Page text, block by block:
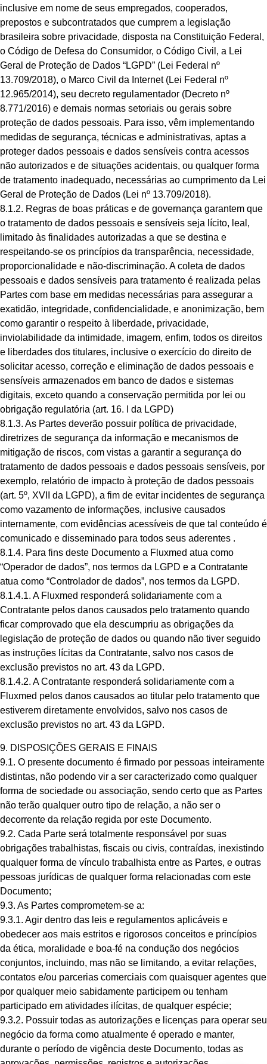
inclusive em nome de seus empregados, cooperados,
prepostos e subcontratados que cumprem a legislação
brasileira sobre privacidade, disposta na Constituição Federal,
o Código de Defesa do Consumidor, o Código Civil, a Lei
Geral de Proteção de Dados “LGPD” (Lei Federal nº
13.709/2018), o Marco Civil da Internet (Lei Federal nº
12.965/2014), seu decreto regulamentador (Decreto nº
8.771/2016) e demais normas setoriais ou gerais sobre
proteção de dados pessoais. Para isso, vêm implementando
medidas de segurança, técnicas e administrativas, aptas a
proteger dados pessoais e dados sensíveis contra acessos
não autorizados e de situações acidentais, ou qualquer forma
de tratamento inadequado, necessárias ao cumprimento da Lei
Geral de Proteção de Dados (Lei nº 13.709/2018).
8.1.2. Regras de boas práticas e de governança garantem que
o tratamento de dados pessoais e sensíveis seja lícito, leal,
limitado às finalidades autorizadas a que se destina e
respeitando-se os princípios da transparência, necessidade,
proporcionalidade e não-discriminação. A coleta de dados
pessoais e dados sensíveis para tratamento é realizada pelas
Partes com base em medidas necessárias para assegurar a
exatidão, integridade, confidencialidade, e anonimização, bem
como garantir o respeito à liberdade, privacidade,
inviolabilidade da intimidade, imagem, enfim, todos os direitos
e liberdades dos titulares, inclusive o exercício do direito de
solicitar acesso, correção e eliminação de dados pessoais e
sensíveis armazenados em banco de dados e sistemas
digitais, exceto quando a conservação permitida por lei ou
obrigação regulatória (art. 16. I da LGPD)
8.1.3. As Partes deverão possuir política de privacidade,
diretrizes de segurança da informação e mecanismos de
mitigação de riscos, com vistas a garantir a segurança do
tratamento de dados pessoais e dados pessoais sensíveis, por
exemplo, relatório de impacto à proteção de dados pessoais
(art. 5º, XVII da LGPD), a fim de evitar incidentes de segurança
como vazamento de informações, inclusive causados
internamente, com evidências acessíveis de que tal conteúdo é
comunicado e disseminado para todos seus aderentes .
8.1.4. Para fins deste Documento a Fluxmed atua como
“Operador de dados”, nos termos da LGPD e a Contratante
atua como “Controlador de dados”, nos termos da LGPD.
8.1.4.1. A Fluxmed responderá solidariamente com a
Contratante pelos danos causados pelo tratamento quando
ficar comprovado que ela descumpriu as obrigações da
legislação de proteção de dados ou quando não tiver seguido
as instruções lícitas da Contratante, salvo nos casos de
exclusão previstos no art. 43 da LGPD.
8.1.4.2. A Contratante responderá solidariamente com a
Fluxmed pelos danos causados ao titular pelo tratamento que
estiverem diretamente envolvidos, salvo nos casos de
exclusão previstos no art. 43 da LGPD.
9. DISPOSIÇÕES GERAIS E FINAIS
9.1. O presente documento é firmado por pessoas inteiramente
distintas, não podendo vir a ser caracterizado como qualquer
forma de sociedade ou associação, sendo certo que as Partes
não terão qualquer outro tipo de relação, a não ser o
decorrente da relação regida por este Documento.
9.2. Cada Parte será totalmente responsável por suas
obrigações trabalhistas, fiscais ou civis, contraídas, inexistindo
qualquer forma de vínculo trabalhista entre as Partes, e outras
pessoas jurídicas de qualquer forma relacionadas com este
Documento;
9.3. As Partes comprometem-se a:
9.3.1. Agir dentro das leis e regulamentos aplicáveis e
obedecer aos mais estritos e rigorosos conceitos e princípios
da ética, moralidade e boa-fé na condução dos negócios
conjuntos, incluindo, mas não se limitando, a evitar relações,
contatos e/ou parcerias comerciais com quaisquer agentes que
por qualquer meio sabidamente participem ou tenham
participado em atividades ilícitas, de qualquer espécie;
9.3.2. Possuir todas as autorizações e licenças para operar seu
negócio da forma como atualmente é operado e manter,
durante o período de vigência deste Documento, todas as